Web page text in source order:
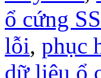
ổ cứng
lỗi, phục
dữ liệu ổ